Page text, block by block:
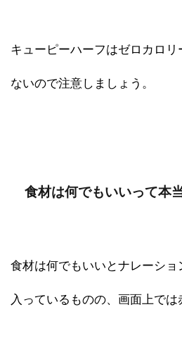
キューピーハーフはゼロカロリ
ないので注意しましょう。
食材は何でもいいって本
食材は何でもいいとナレーショ
入っているものの、画面上では